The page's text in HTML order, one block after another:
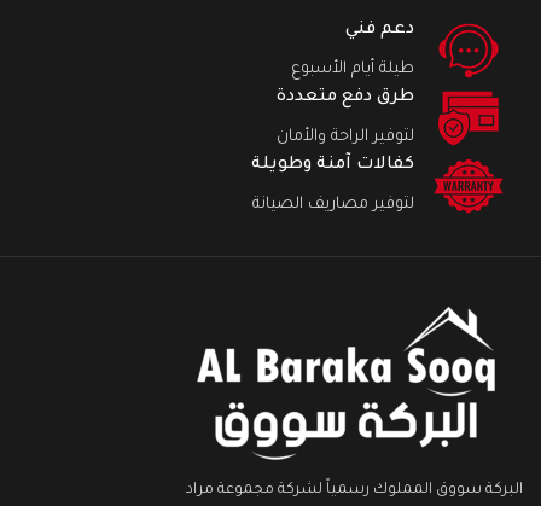
دعم فني
طيلة أيام الأسبوع
طرق دفع متعددة
لتوفير الراحة والأمان
كفالات آمنة وطويلة
لتوفير مصاريف الصيانة
البركة سووق المملوك رسمياً لشركة مجموعة مراد